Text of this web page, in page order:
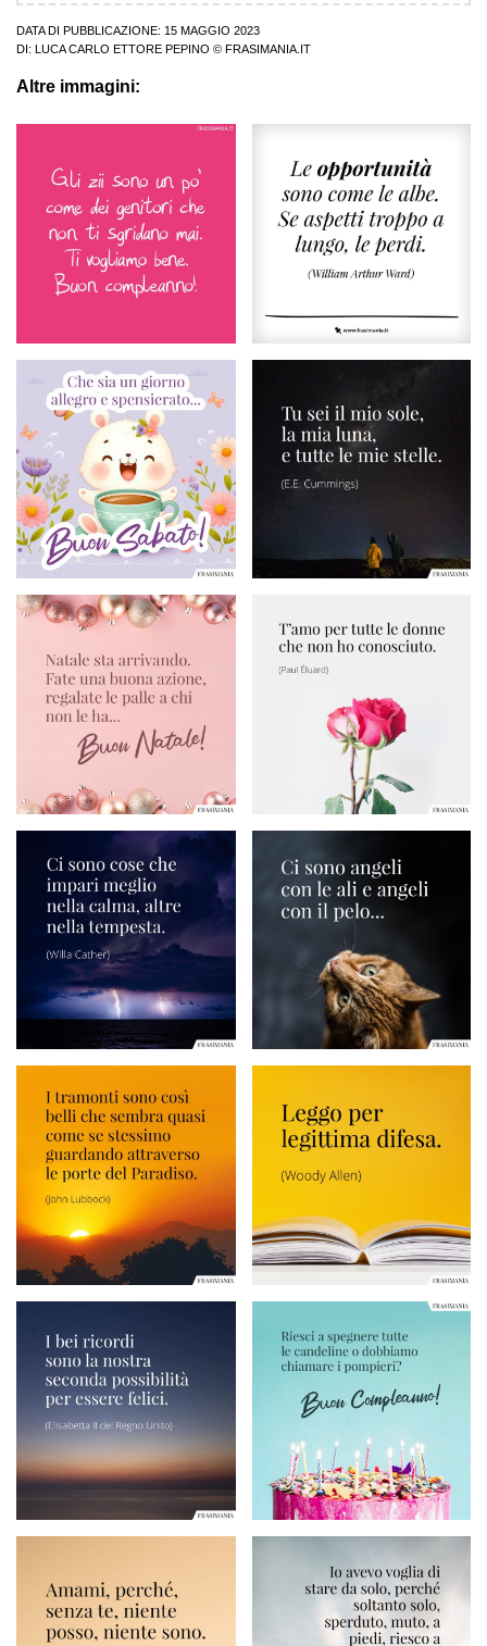
DATA DI PUBBLICAZIONE: 15 MAGGIO 2023
DI:
LUCA CARLO ETTORE PEPINO © FRASIMANIA.IT
Altre immagini: